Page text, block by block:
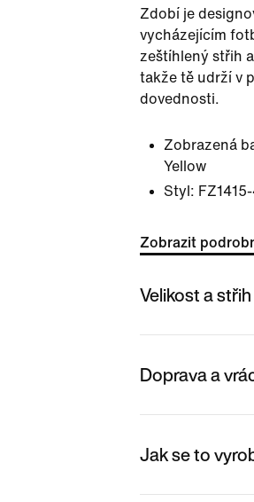
Zdobí je
vycházejícím
zeštíhlený střih
takže tě udrží v
dovednosti.
Zobrazená
Yellow
Styl: FZ1415-
Zobrazit
Velikost a střih
Doprava a
Jak se to